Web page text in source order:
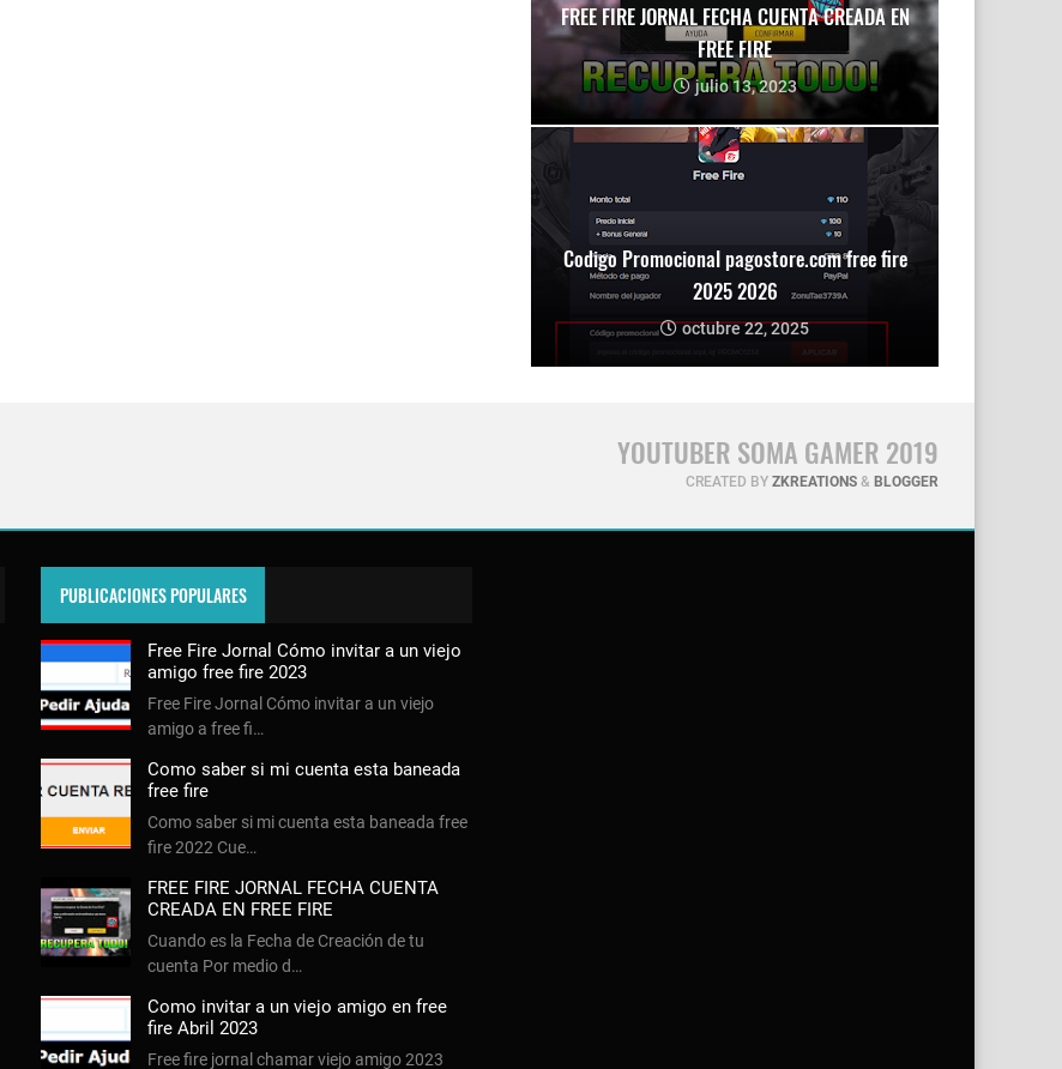
FREE FIRE JORNAL FECHA CUENTA CREADA EN
FREE FIRE
julio 13, 2023
Codigo Promocional pagostore.com free fire
2025 2026
octubre 22, 2025
YOUTUBER SOMA GAMER 2019
CREATED BY ZKREATIONS & BLOGGER
PUBLICACIONES POPULARES
Free Fire Jornal Cómo invitar a un viejo
amigo free fire 2023
Free Fire Jornal Cómo invitar a un viejo
amigo a free fi…
Como saber si mi cuenta esta baneada
free fire
Como saber si mi cuenta esta baneada free
fire 2022 Cue…
FREE FIRE JORNAL FECHA CUENTA
CREADA EN FREE FIRE
Cuando es la Fecha de Creación de tu
cuenta Por medio d…
Como invitar a un viejo amigo en free
fire Abril 2023
Free fire jornal chamar viejo amigo 2023